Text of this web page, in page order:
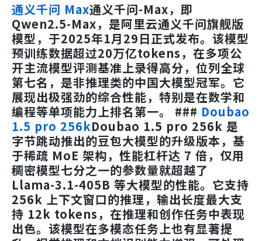
通义千问 Max通义千问-Max，即
Qwen2.5-Max，是阿里云通义千问旗舰版
模型，于2025年1月29日正式发布。该模型
预训练数据超过20万亿tokens，在多项公
开主流模型评测基准上录得高分，位列全球
第七名，是非推理类的中国大模型冠军。它
展现出极强劲的综合性能，特别是在数学和
编程等单项能力上排名第一。 ### Doubao
1.5 pro 256kDoubao 1.5 pro 256k 是
字节跳动推出的豆包大模型的升级版本，基
于稀疏 MoE 架构，性能杠杆达 7 倍，仅用
稠密模型七分之一的参数量就超越了
Llama-3.1-405B 等大模型的性能。它支持
256k 上下文窗口的推理，输出长度最大支
持 12k tokens，在推理和创作任务中表现
出色。该模型在多模态任务上也有显著提